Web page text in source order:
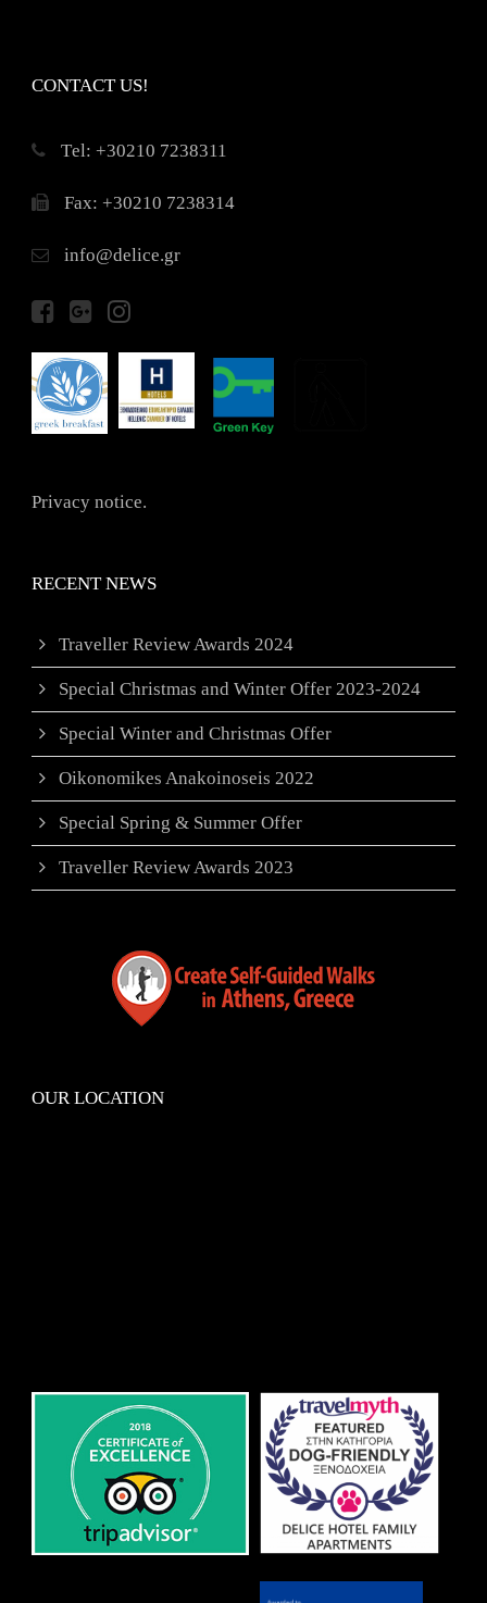
CONTACT US!
Τel: +30210 7238311
Fax: +30210 7238314
info@delice.gr
Privacy notice.
RECENT NEWS
Traveller Review Awards 2024
Special Christmas and Winter Offer 2023-2024
Special Winter and Christmas Offer
Oikonomikes Anakoinoseis 2022
Special Spring & Summer Offer
Traveller Review Awards 2023
OUR LOCATION